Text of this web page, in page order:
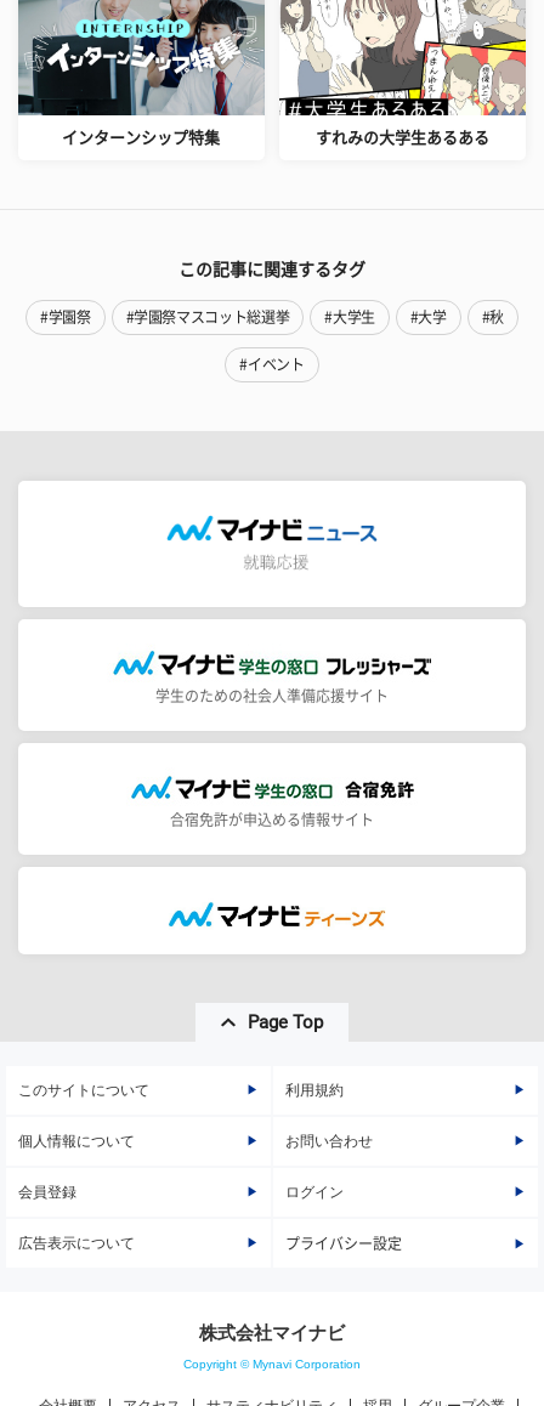
インターンシップ特集 すれみの大学生あるある
この記事に関連するタグ
#学園祭 #学園祭マスコット総選挙 #大学生 #大学 #秋
#イベント
学生のための社会人準備応援サイト
合宿免許が申込める情報サイト
Page Top
このサイトについて 利用規約
個人情報について お問い合わせ
会員登録 ログイン
広告表示について プライバシー設定
株式会社マイナビ
Copyright © Mynavi Corporation